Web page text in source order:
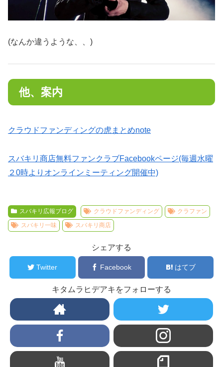
(なんか違うような、、)
他、案内
クラウドファンディングの虎まとめnote
スバキリ商店無料ファンクラブFacebookページ(毎週水曜
２0時よりオンラインミーティング開催中)
スバキリ広報ブログ クラウドファンディング
クラファン
スバキリ一味
スバキリ商店
シェアする
Twitter Facebook はてブ
キタムラヒデアキをフォローする